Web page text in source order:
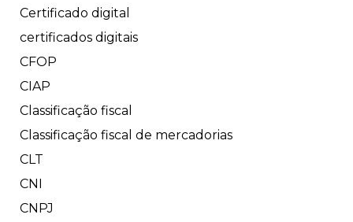
Certificado digital
certificados digitais
CFOP
CIAP
Classificação fiscal
Classificação fiscal de mercadorias
CLT
CNI
CNPJ